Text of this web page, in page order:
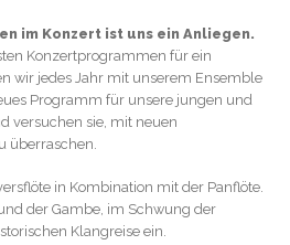
im Konzert ist uns ein Anliegen.
Konzertprogrammen für ein
wir jedes Jahr mit unserem Ensemble
Programm für unsere jungen und
versuchen sie, mit neuen
überraschen.
in Kombination mit der Panflöte.
der Gambe, im Schwung der
Klangreise ein.